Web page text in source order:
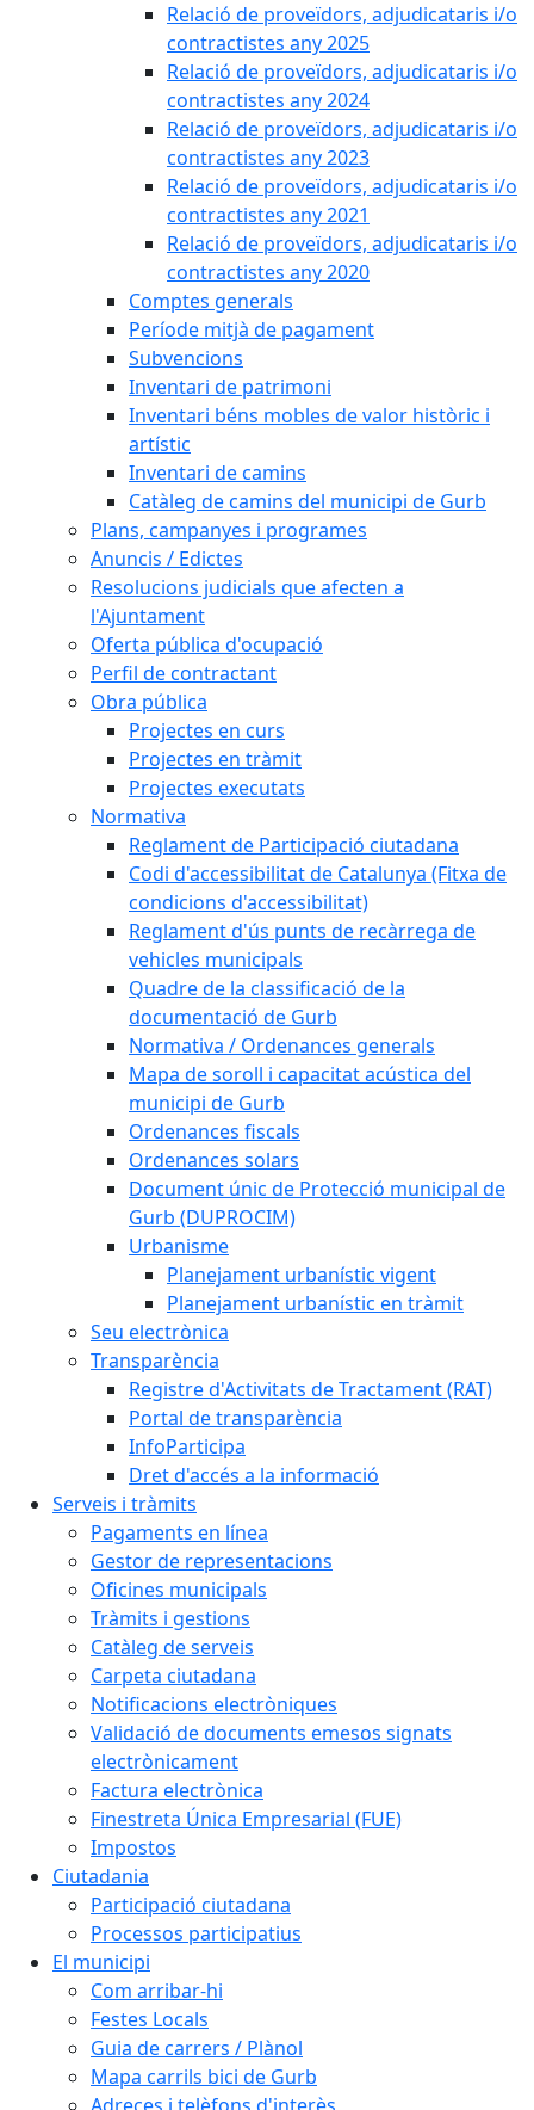
Relació de proveïdors, adjudicataris i/o
contractistes any 2025
Relació de proveïdors, adjudicataris i/o
contractistes any 2024
Relació de proveïdors, adjudicataris i/o
contractistes any 2023
Relació de proveïdors, adjudicataris i/o
contractistes any 2021
Relació de proveïdors, adjudicataris i/o
contractistes any 2020
Comptes generals
Període mitjà de pagament
Subvencions
Inventari de patrimoni
Inventari béns mobles de valor històric i
artístic
Inventari de camins
Catàleg de camins del municipi de Gurb
Plans, campanyes i programes
Anuncis / Edictes
Resolucions judicials que afecten a
l'Ajuntament
Oferta pública d'ocupació
Perfil de contractant
Obra pública
Projectes en curs
Projectes en tràmit
Projectes executats
Normativa
Reglament de Participació ciutadana
Codi d'accessibilitat de Catalunya (Fitxa de
condicions d'accessibilitat)
Reglament d'ús punts de recàrrega de
vehicles municipals
Quadre de la classificació de la
documentació de Gurb
Normativa / Ordenances generals
Mapa de soroll i capacitat acústica del
municipi de Gurb
Ordenances fiscals
Ordenances solars
Document únic de Protecció municipal de
Gurb (DUPROCIM)
Urbanisme
Planejament urbanístic vigent
Planejament urbanístic en tràmit
Seu electrònica
Transparència
Registre d'Activitats de Tractament (RAT)
Portal de transparència
InfoParticipa
Dret d'accés a la informació
Serveis i tràmits
Pagaments en línea
Gestor de representacions
Oficines municipals
Tràmits i gestions
Catàleg de serveis
Carpeta ciutadana
Notificacions electròniques
Validació de documents emesos signats
electrònicament
Factura electrònica
Finestreta Única Empresarial (FUE)
Impostos
Ciutadania
Participació ciutadana
Processos participatius
El municipi
Com arribar-hi
Festes Locals
Guia de carrers / Plànol
Mapa carrils bici de Gurb